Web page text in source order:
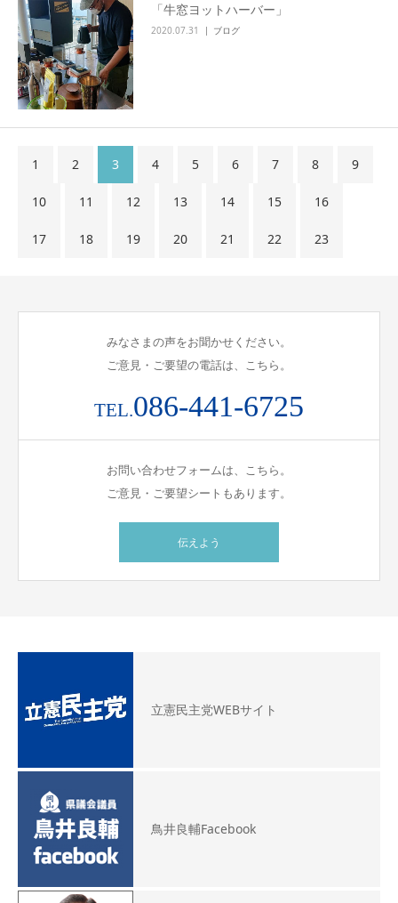
「牛窓ヨットハーバー」
2020.07.31 ブログ
1 2 3 4 5 6 7 8 9
10 11 12 13 14 15 16
17 18 19 20 21 22 23
みなさまの声をお聞かせください。
ご意見・ご要望の電話は、こちら。
TEL.086-441-6725
お問い合わせフォームは、こちら。
ご意見・ご要望シートもあります。
伝えよう
立憲民主党WEBサイト
鳥井良輔Facebook